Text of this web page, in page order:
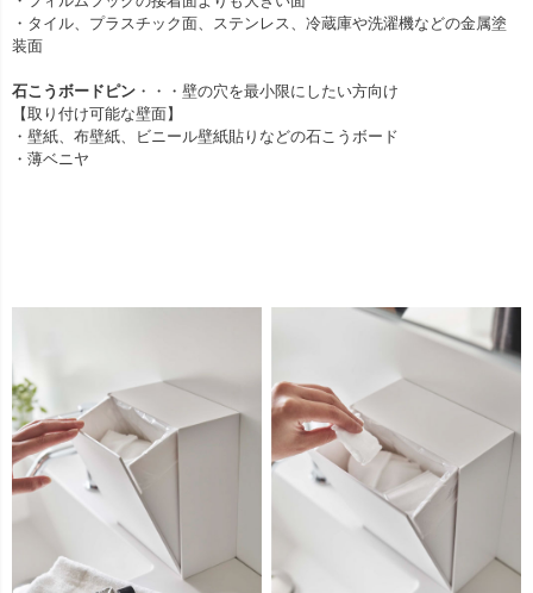
・タイル、プラスチック面、ステンレス、冷蔵庫や洗濯機などの金属塗
装面
石こうボードピン ・・・壁の穴を最小限にしたい方向け
【取り付け可能な壁面】
・壁紙、布壁紙、ビニール壁紙貼りなどの石こうボード
・薄ベニヤ